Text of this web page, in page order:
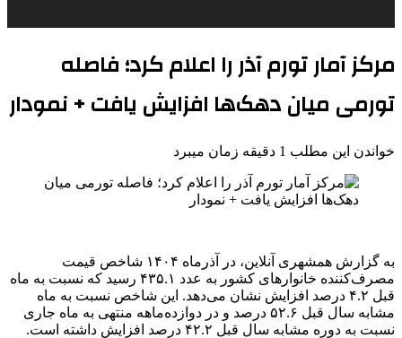
مرکز آمار تورم آذر را اعلام کرد؛ فاصله
تورمی میان دهک‌ها افزایش یافت + نمودار
خواندن این مطلب 1 دقیقه زمان میبرد
به گزارش همشهری آنلاین، در آذرماه ۱۴۰۴ شاخص قیمت
مصرف‌کننده خانوارهای کشور به عدد ۴۳۵.۱ رسید که نسبت به ماه
قبل ۴.۲ درصد افزایش نشان می‌دهد. این شاخص نسبت به ماه
مشابه سال قبل ۵۲.۶ درصد و در دوازده‌ماهه منتهی به ماه جاری
نسبت به دوره مشابه سال قبل ۴۲.۲ درصد افزایش داشته است.